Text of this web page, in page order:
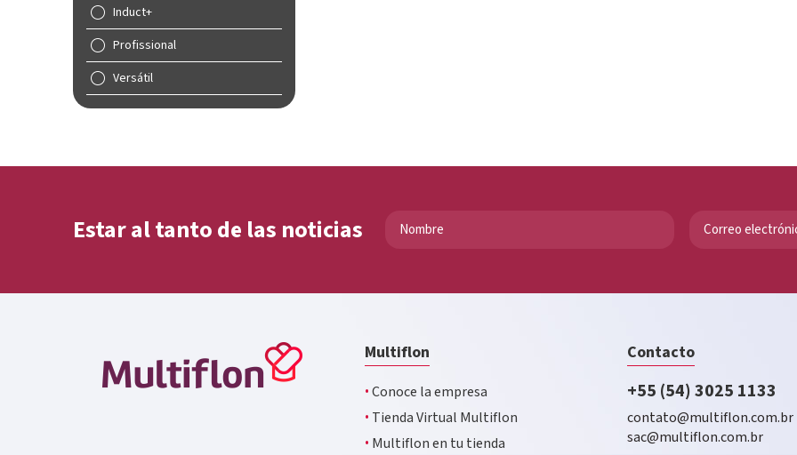
Induct+
Profissional
Versátil
Estar al tanto de las noticias
Multiflon
·Conoce la empresa
· Tienda Virtual Multiflon
· Multiflon en tu tienda
Contacto
+55 (54) 3025 1133
contato@multiflon.com.br
sac@multiflon.com.br